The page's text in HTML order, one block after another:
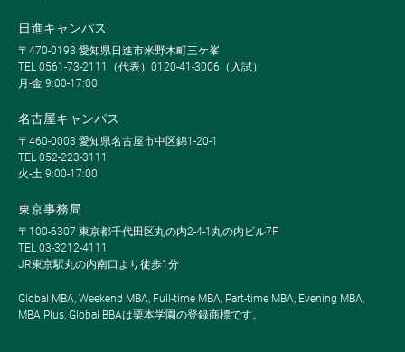
日進キャンパス
〒470-0193 愛知県日進市米野木町三ケ峯
TEL 0561-73-2111（代表）0120-41-3006（入試）
月-金 9:00-17:00
名古屋キャンパス
〒460-0003 愛知県名古屋市中区錦1-20-1
TEL 052-223-3111
火-土 9:00-17:00
東京事務局
〒100-6307 東京都千代田区丸の内2-4-1丸の内ビル7F
TEL 03-3212-4111
JR東京駅丸の内南口より徒歩1分
Global MBA, Weekend MBA, Full-time MBA, Part-time MBA, Evening MBA,
MBA Plus, Global BBAは栗本学園の登録商標です。